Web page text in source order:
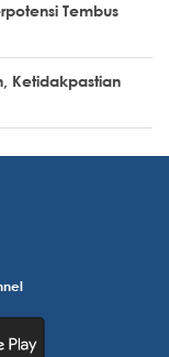
Tembus
Ketidakpastian